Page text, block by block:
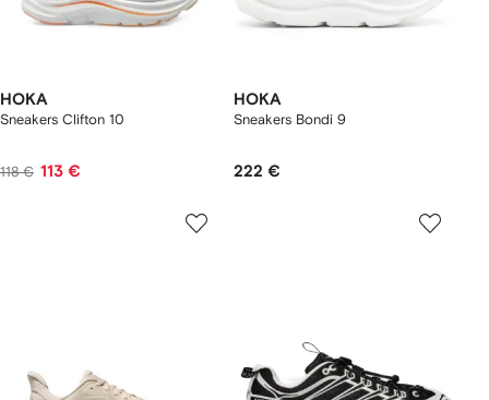
HOKA
Sneakers Clifton 10
118 € 113 €
HOKA
Sneakers Bondi 9
222 €